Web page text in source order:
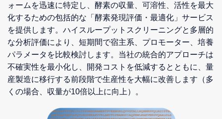
ォームを迅速に特定し、酵素の収量、可溶性、活性を最大
化するための包括的な「酵素発現評価・最適化」サービス
を提供します。ハイスループットスクリーニングと多層的
な分析評価により、短期間で宿主系、プロモーター、培養
パラメータを比較検討します。当社の統合的アプローチは
不確実性を最小化し、開発コストを低減するとともに、量
産製造に移行する前段階で生産性を大幅に改善します（多
くの場合、収量が10倍以上に向上）。